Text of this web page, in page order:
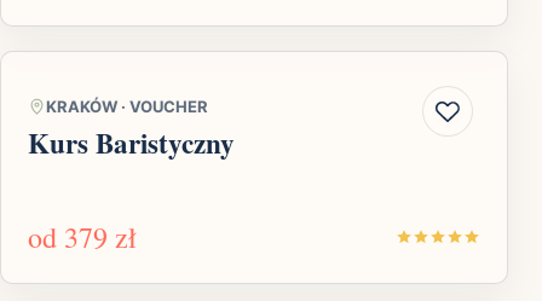
KRAKÓW · VOUCHER
Kurs Baristyczny
od 379 zł